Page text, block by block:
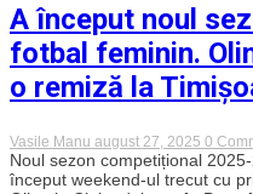
A început noul
fotbal feminin.
o remiză la
Vasile Manu august 27, 2025 0
Noul sezon competițional
început weekend-ul trecut cu